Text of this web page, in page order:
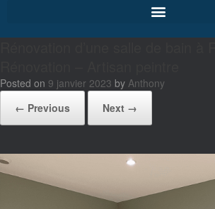
Posted on 9 janvier 2023 by Anthony
← Previous
Next →